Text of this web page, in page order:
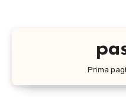
Prima